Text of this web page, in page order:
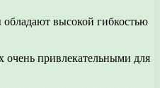
высокой гибкостью
очень привлекательными для